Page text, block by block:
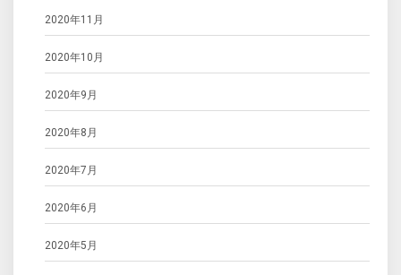
2020年11月
2020年10月
2020年9月
2020年8月
2020年7月
2020年6月
2020年5月